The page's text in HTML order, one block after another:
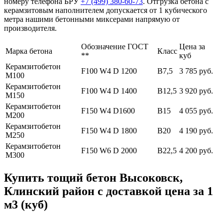
керамзитовым наполнителем допускается от 1 кубического
метра нашими бетонными миксерами напрямую от
производителя.
Марка бетона
Обозначение ГОСТ
**
Класс
Цена за
куб
Керамзитобетон
М100
F100 W4 D 1200 В7,5
3 785 руб.
Керамзитобетон
М150
F100 W4 D 1400 В12,5 3 920 руб.
Керамзитобетон
М200
F150 W4 D1600 В15
4 055 руб.
Керамзитобетон
М250
F150 W4 D 1800 В20
4 190 руб.
Керамзитобетон
М300
F150 W6 D 2000 В22,5 4 200 руб.
Купить тощий бетон Высоковск,
Клинский район с доставкой цена за 1
м3 (куб)